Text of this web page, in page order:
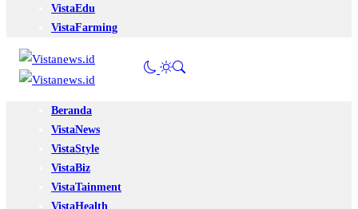
VistaEdu
VistaFarming
Beranda
VistaNews
VistaStyle
VistaBiz
VistaTainment
VistaHealth